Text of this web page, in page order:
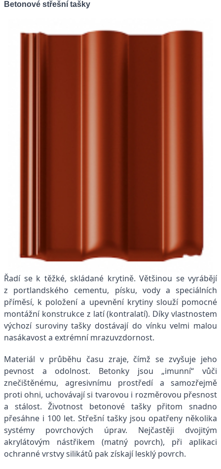
Betonové střešní tašky
Řadí se k těžké, skládané krytině. Většinou se vyrábějí
z portlandského cementu, písku, vody a speciálních
příměsí, k položení a upevnění krytiny slouží pomocné
montážní konstrukce z latí (kontralatí). Díky vlastnostem
výchozí suroviny tašky dostávají do vínku velmi malou
nasákavost a extrémní mrazuvzdornost.
Materiál v průběhu času zraje, čímž se zvyšuje jeho
pevnost a odolnost. Betonky jsou „imunní“ vůči
znečištěnému, agresivnímu prostředí a samozřejmě
proti ohni, uchovávají si tvarovou i rozměrovou přesnost
a stálost. Životnost betonové tašky přitom snadno
přesáhne i 100 let. Střešní tašky jsou opatřeny několika
systémy povrchových úprav. Nejčastěji dvojitým
akrylátovým nástřikem (matný povrch), při aplikaci
ochranné vrstvy silikátů pak získají lesklý povrch.